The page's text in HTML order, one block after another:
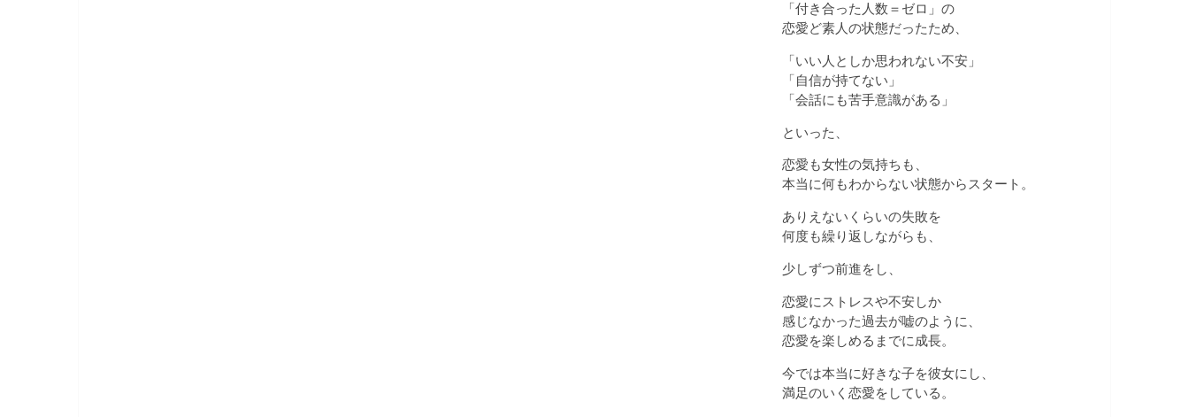
「付き合った人数＝ゼロ」の
恋愛ど素人の状態だったため、
「いい人としか思われない不安」
「自信が持てない」
「会話にも苦手意識がある」
といった、
恋愛も女性の気持ちも、
本当に何もわからない状態からスタート。
ありえないくらいの失敗を
何度も繰り返しながらも、
少しずつ前進をし、
恋愛にストレスや不安しか
感じなかった過去が嘘のように、
恋愛を楽しめるまでに成長。
今では本当に好きな子を彼女にし、
満足のいく恋愛をしている。